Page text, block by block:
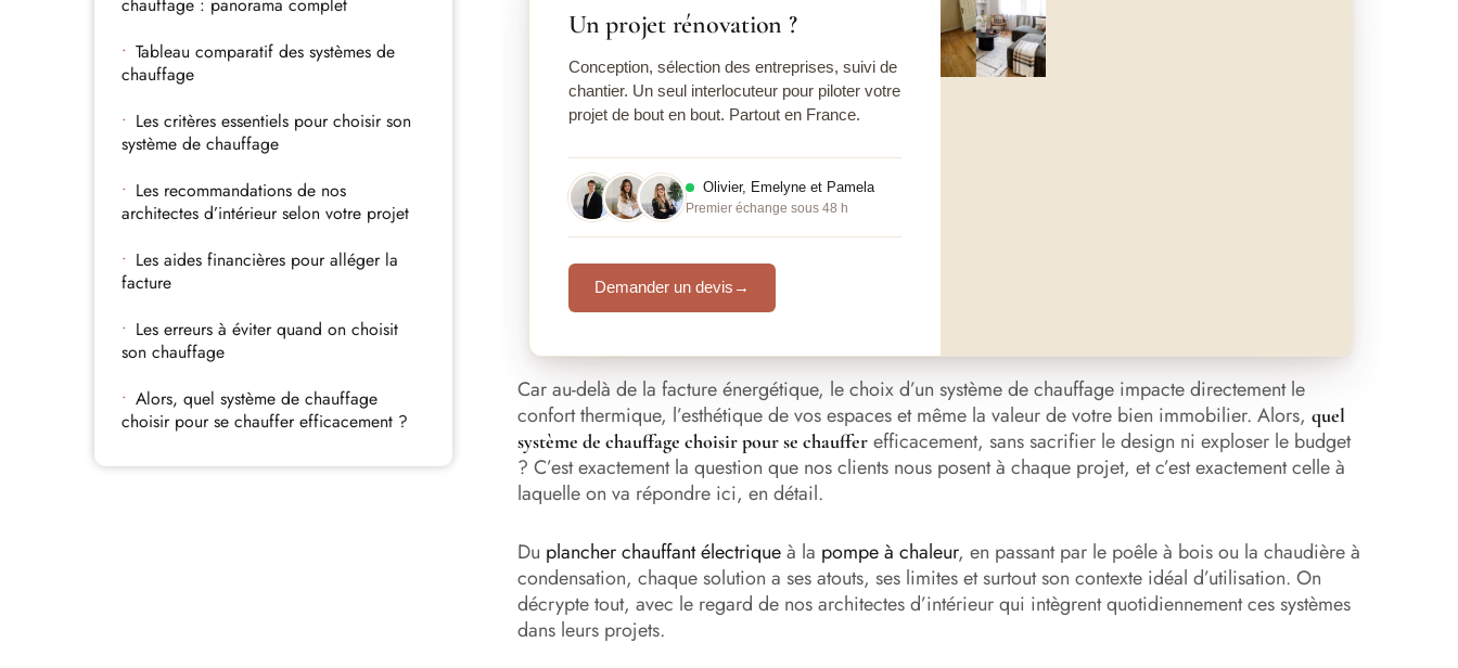
Tableau comparatif des systèmes de
chauffage
Les critères essentiels pour choisir son
système de chauffage
Les recommandations de nos
architectes d’intérieur selon votre projet
Les aides financières pour alléger la
facture
Les erreurs à éviter quand on choisit
son chauffage
Alors, quel système de chauffage
choisir pour se chauffer efficacement ?
Un projet rénovation ?
Conception, sélection des entreprises, suivi de
chantier. Un seul interlocuteur pour piloter votre
projet de bout en bout. Partout en France.
Olivier, Emelyne et Pamela
Premier échange sous 48 h
Demander un devis →
Car au-delà de la facture énergétique, le choix d’un système de chauffage impacte directement le
confort thermique, l’esthétique de vos espaces et même la valeur de votre bien immobilier. Alors, quel
système de chauffage choisir pour se chauffer efficacement, sans sacrifier le design ni exploser le budget
? C’est exactement la question que nos clients nous posent à chaque projet, et c’est exactement celle à
laquelle on va répondre ici, en détail.
Du plancher chauffant électriqueà la pompe à chaleur, en passant par le poêle à bois ou la chaudière à
condensation, chaque solution a ses atouts, ses limites et surtout son contexte idéal d’utilisation. On
décrypte tout, avec le regard de nos architectes d’intérieur qui intègrent quotidiennement ces systèmes
dans leurs projets.